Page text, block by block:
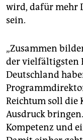
wird, dafür mehr
sein.
„Zusammen
der vielfältigsten
Deutschland
Reichtum soll die
Ausdruck
Kompetenz und